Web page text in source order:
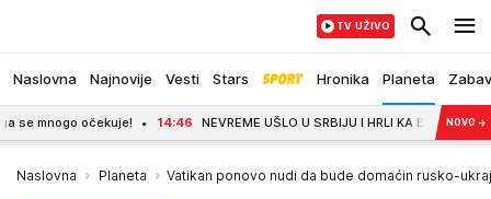
Naslovna Najnovije Vesti Stars Hronika Planeta
TV UŽIVO
očekuje! 14:46 NEVREME UŠLO U SRBIJU I HRLI KA BEOGRADU!NOVO →
Naslovna Planeta Vatikan ponovo nudi da bude domaćin rusko-